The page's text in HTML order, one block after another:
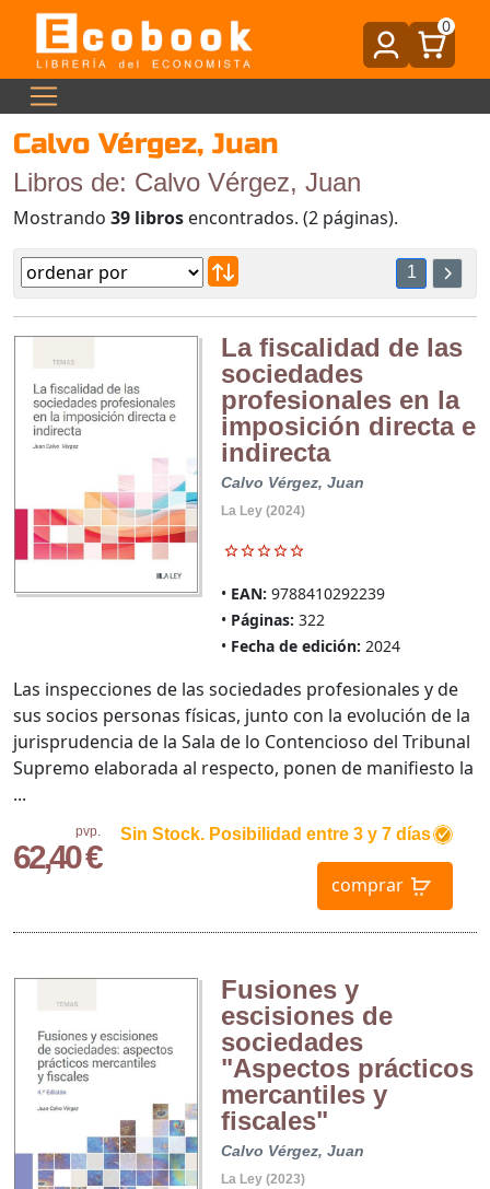
0
Calvo Vérgez, Juan
Libros de: Calvo Vérgez, Juan
Mostrando 39 libros encontrados. (2 páginas).
1
La fiscalidad de las
sociedades
profesionales en la
imposición directa e
indirecta
Calvo Vérgez, Juan
La Ley (2024)
EAN: 9788410292239
Páginas: 322
Fecha de edición: 2024
pvp.
62,40 €
Sin Stock. Posibilidad entre 3 y 7 días
comprar
Las inspecciones de las sociedades profesionales y de
sus socios personas físicas, junto con la evolución de la
jurisprudencia de la Sala de lo Contencioso del Tribunal
Supremo elaborada al respecto, ponen de manifiesto la
...
Fusiones y
escisiones de
sociedades
"Aspectos prácticos
mercantiles y
fiscales"
Calvo Vérgez, Juan
La Ley (2023)